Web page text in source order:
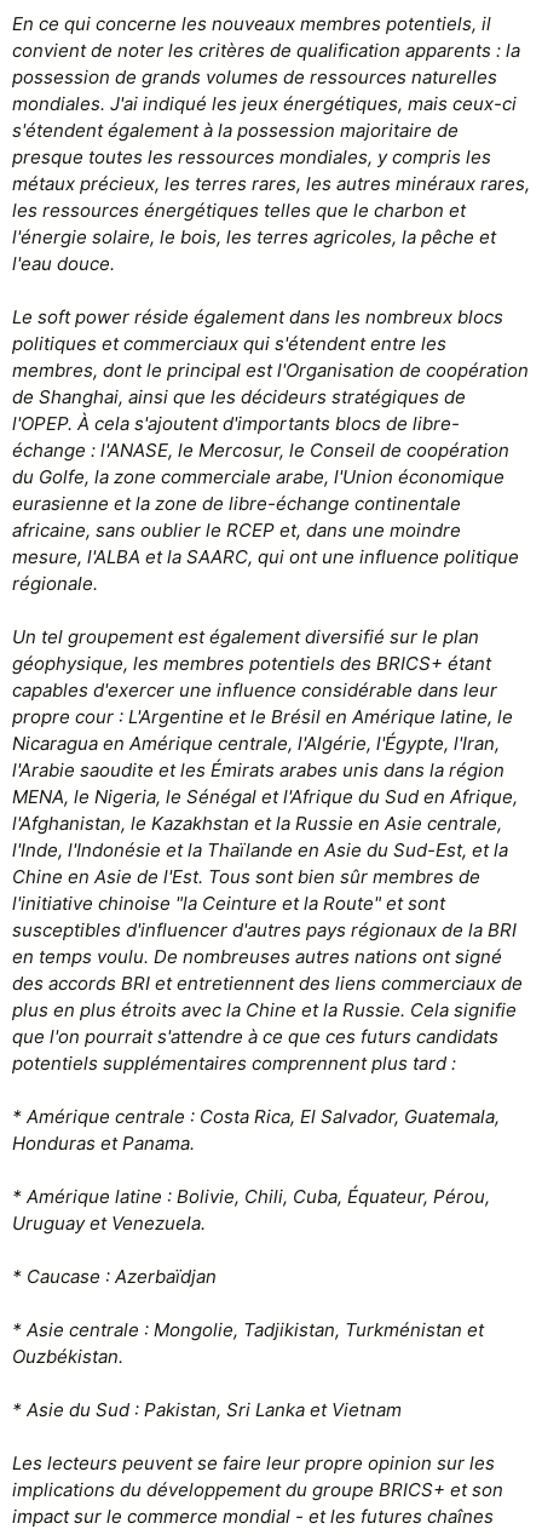
En ce qui concerne les nouveaux membres potentiels, il
convient de noter les critères de qualification apparents : la
possession de grands volumes de ressources naturelles
mondiales. J'ai indiqué les jeux énergétiques, mais ceux-ci
s'étendent également à la possession majoritaire de
presque toutes les ressources mondiales, y compris les
métaux précieux, les terres rares, les autres minéraux rares,
les ressources énergétiques telles que le charbon et
l'énergie solaire, le bois, les terres agricoles, la pêche et
l'eau douce.
Le soft power réside également dans les nombreux blocs
politiques et commerciaux qui s'étendent entre les
membres, dont le principal est l'Organisation de coopération
de Shanghai, ainsi que les décideurs stratégiques de
l'OPEP. À cela s'ajoutent d'importants blocs de libre-
échange : l'ANASE, le Mercosur, le Conseil de coopération
du Golfe, la zone commerciale arabe, l'Union économique
eurasienne et la zone de libre-échange continentale
africaine, sans oublier le RCEP et, dans une moindre
mesure, l'ALBA et la SAARC, qui ont une influence politique
régionale.
Un tel groupement est également diversifié sur le plan
géophysique, les membres potentiels des BRICS+ étant
capables d'exercer une influence considérable dans leur
propre cour : L'Argentine et le Brésil en Amérique latine, le
Nicaragua en Amérique centrale, l'Algérie, l'Égypte, l'Iran,
l'Arabie saoudite et les Émirats arabes unis dans la région
MENA, le Nigeria, le Sénégal et l'Afrique du Sud en Afrique,
l'Afghanistan, le Kazakhstan et la Russie en Asie centrale,
l'Inde, l'Indonésie et la Thaïlande en Asie du Sud-Est, et la
Chine en Asie de l'Est. Tous sont bien sûr membres de
l'initiative chinoise "la Ceinture et la Route" et sont
susceptibles d'influencer d'autres pays régionaux de la BRI
en temps voulu. De nombreuses autres nations ont signé
des accords BRI et entretiennent des liens commerciaux de
plus en plus étroits avec la Chine et la Russie. Cela signifie
que l'on pourrait s'attendre à ce que ces futurs candidats
potentiels supplémentaires comprennent plus tard :
* Amérique centrale : Costa Rica, El Salvador, Guatemala,
Honduras et Panama.
* Amérique latine : Bolivie, Chili, Cuba, Équateur, Pérou,
Uruguay et Venezuela.
* Caucase : Azerbaïdjan
* Asie centrale : Mongolie, Tadjikistan, Turkménistan et
Ouzbékistan.
* Asie du Sud : Pakistan, Sri Lanka et Vietnam
Les lecteurs peuvent se faire leur propre opinion sur les
implications du développement du groupe BRICS+ et son
impact sur le commerce mondial - et les futures chaînes